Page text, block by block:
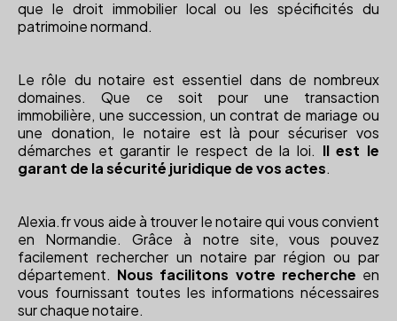
que le droit immobilier local ou les spécificités du
patrimoine normand.
Le rôle du notaire est essentiel dans de nombreux
domaines. Que ce soit pour une transaction
immobilière, une succession, un contrat de mariage ou
une donation, le notaire est là pour sécuriser vos
démarches et garantir le respect de la loi. Il est le
garant de la sécurité juridique de vos actes.
Alexia.fr vous aide à trouver le notaire qui vous convient
en Normandie. Grâce à notre site, vous pouvez
facilement rechercher un notaire par région ou par
département. Nous facilitons votre recherche en
vous fournissant toutes les informations nécessaires
sur chaque notaire.